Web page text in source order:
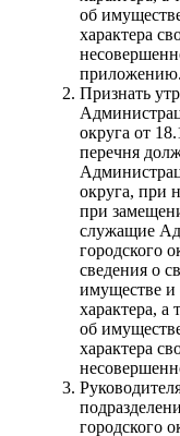
об
характера
приложению.
Признать
округа от
перечня
округа, при
при
служащие
городского
сведения о
имуществе и
характера, а
об
характера
городского